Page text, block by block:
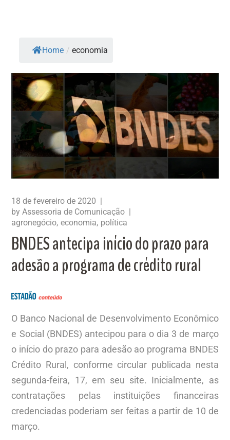
Home / economia
18 de fevereiro de 2020
byAssessoria de Comunicação
agronegócio economia política
BNDES antecipa início do prazo para
adesão a programa de crédito rural
O Banco Nacional de Desenvolvimento Econômico
e Social (BNDES) antecipou para o dia 3 de março
o início do prazo para adesão ao programa BNDES
Crédito Rural, conforme circular publicada nesta
segunda-feira, 17, em seu site. Inicialmente, as
contratações pelas instituições financeiras
credenciadas poderiam ser feitas a partir de 10 de
março.